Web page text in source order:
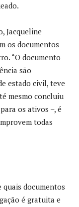
Jacqueline
os documentos
“O documento
são
estado civil, teve
mesmo concluiu
os ativos –, é
todas
quais documentos
é gratuita e